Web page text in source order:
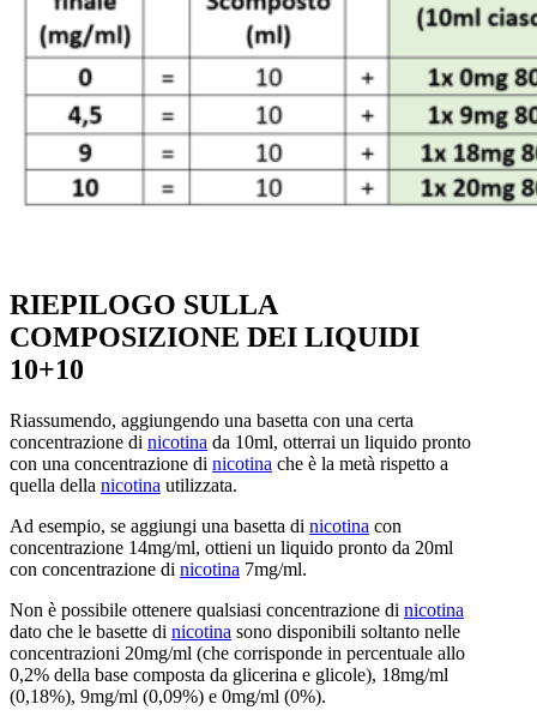
RIEPILOGO SULLA
COMPOSIZIONE DEI LIQUIDI
10+10
Riassumendo, aggiungendo una basetta con una certa
concentrazione di nicotina da 10ml, otterrai un liquido pronto
con una concentrazione di nicotina che è la metà rispetto a
quella della nicotina utilizzata.
Ad esempio, se aggiungi una basetta di nicotina con
concentrazione 14mg/ml, ottieni un liquido pronto da 20ml
con concentrazione di nicotina 7mg/ml.
Non è possibile ottenere qualsiasi concentrazione di nicotina
dato che le basette di nicotina sono disponibili soltanto nelle
concentrazioni 20mg/ml (che corrisponde in percentuale allo
0,2% della base composta da glicerina e glicole), 18mg/ml
(0,18%), 9mg/ml (0,09%) e 0mg/ml (0%).